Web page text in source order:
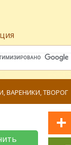
ВАРЕНИКИ, ТВОРОГ